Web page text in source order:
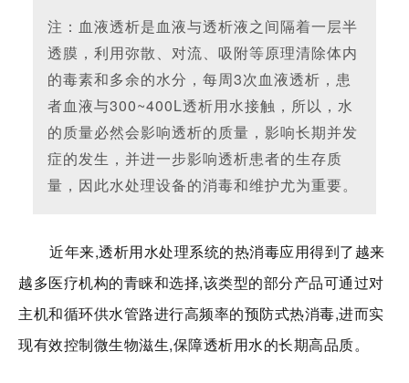
注：血液透析是血液与透析液之间隔着一层半
透膜，利用弥散、对流、吸附等原理清除体内
的毒素和多余的水分，每周3次血液透析，患
者血液与300~400L透析用水接触，所以，水
的质量必然会影响透析的质量，影响长期并发
症的发生，并进一步影响透析患者的生存质
量，因此水处理设备的消毒和维护尤为重要。
近年来,透析用水处理系统的热消毒应用得到了越来
越多医疗机构的青睐和选择,该类型的部分产品可通过对
主机和循环供水管路进行高频率的预防式热消毒,进而实
现有效控制微生物滋生,保障透析用水的长期高品质。